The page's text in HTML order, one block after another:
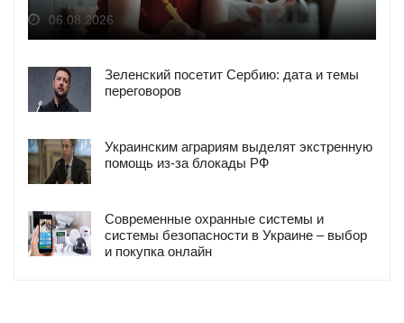
06.08.2026
Зеленский посетит Сербию: дата и темы
переговоров
Украинским аграриям выделят экстренную
помощь из-за блокады РФ
Современные охранные системы и
системы безопасности в Украине – выбор
и покупка онлайн